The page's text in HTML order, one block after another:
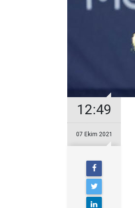
12:49
07 Ekim 2021